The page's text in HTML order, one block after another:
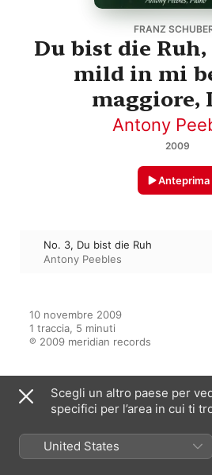
FRANZ
Du bist die Ruh,
mild in mi
maggiore,
Antony
2009
Anteprima
No. 3, Du bist die Ruh
Antony Peebles
10 novembre 2009
1 traccia, 5 minuti
℗ 2009 meridian records
Dall’album
Schubert Songs
Scegli un altro paese per
specifici per l’area in cui ti
United States